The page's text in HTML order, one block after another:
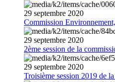
29 septembre 2020
Commission
29 septembre 2020
2ème session de la
29 septembre 2020
Troisième session 2019 de